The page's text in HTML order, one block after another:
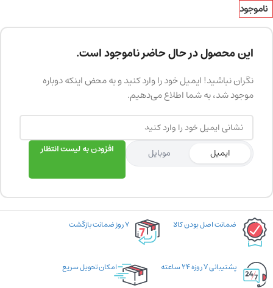
ناموجود
این محصول در حال حاضر ناموجود است.
نگران نباشید! ایمیل خود را وارد کنید و به محض اینکه دوباره
موجود شد، به شما اطلاع می‌دهیم.
ایمیل موبایل افزودن به لیست انتظار
ضمانت اصل بودن کالا ۷ روز ضمانت بازگشت
پشتیبانی ۷ روزه ۲۴ ساعته امکان تحویل سریع